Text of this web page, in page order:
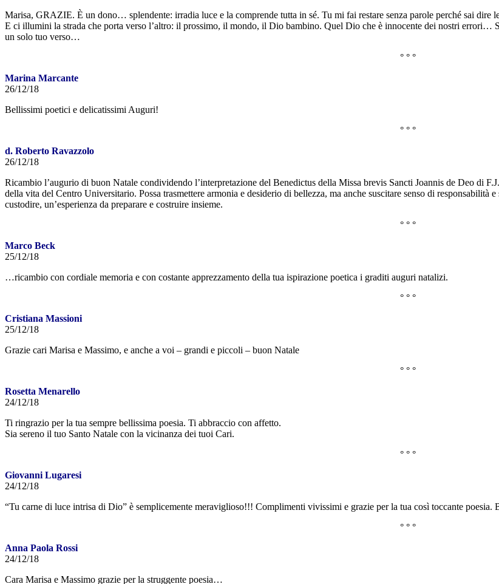
Marisa, GRAZIE. È un dono… splendente: irradia luce e la comprende tutta in sé. Tu mi fai restare senza parole perché sai
E ci illumini la strada che porta verso l’altro: il prossimo, il mondo, il Dio bambino. Quel Dio che è innocente dei nostri errori…
un solo tuo verso…
° ° °
Marina Marcante
26/12/18
Bellissimi poetici e delicatissimi Auguri!
° ° °
d. Roberto Ravazzolo
26/12/18
Ricambio l’augurio di buon Natale condividendo l’interpretazione del Benedictus della Missa brevis Sancti Joannis de Deo di
della vita del Centro Universitario. Possa trasmettere armonia e desiderio di bellezza, ma anche suscitare senso di responsabilità
custodire, un’esperienza da preparare e costruire insieme.
° ° °
Marco Beck
25/12/18
…ricambio con cordiale memoria e con costante apprezzamento della tua ispirazione poetica i graditi auguri natalizi.
° ° °
Cristiana Massioni
25/12/18
Grazie cari Marisa e Massimo, e anche a voi – grandi e piccoli – buon Natale
° ° °
Rosetta Menarello
24/12/18
Ti ringrazio per la tua sempre bellissima poesia. Ti abbraccio con affetto.
Sia sereno il tuo Santo Natale con la vicinanza dei tuoi Cari.
° ° °
Giovanni Lugaresi
24/12/18
“Tu carne di luce intrisa di Dio” è semplicemente meraviglioso!!! Complimenti vivissimi e grazie per la tua così toccante
° ° °
Anna Paola Rossi
24/12/18
Cara Marisa e Massimo grazie per la struggente poesia…